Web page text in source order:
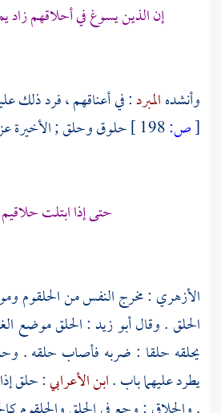
إن الذين يسوغ في أحلاقهم زاد
وأنشدهالمبرد: في أعناقهم ، فرد ذلك
[ص: حلوق وحلق ; الأخيرة
حتى إذا ابتلت
الأزهري : مخرج النفس من الحلقوم
الحلق . وقالأبو زيد: الحلق موضع
يحلقه حلقا : ضربه فأصاب حلقه .
يطرد عليهما باب .ابن الأعرابي: حلق